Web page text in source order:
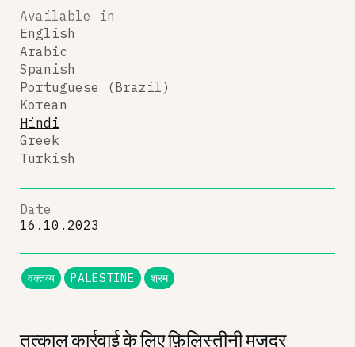
तत्काल कार्रवाई के लिए फ़िलिस्तीनी मज़दूर
Available in
English
Arabic
Spanish
Portuguese (Brazil)
Korean
Hindi
Greek
Turkish
Date
16.10.2023
वक्तव्य PALESTINE श्रम